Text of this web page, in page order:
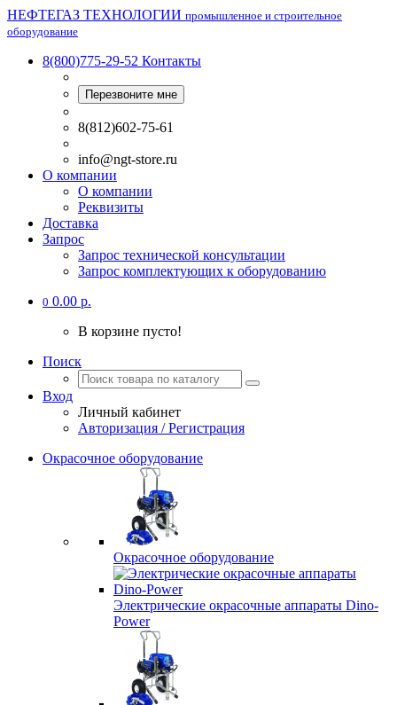
НЕФТЕГАЗ ТЕХНОЛОГИИ промышленное и строительное
оборудование
8(800)775-29-52 Контакты
Перезвоните мне
8(812)602-75-61
info@ngt-store.ru
О компании
О компании
Реквизиты
Доставка
Запрос
Запрос технической консультации
Запрос комплектующих к оборудованию
0 0.00 р.
В корзине пусто!
Поиск
Вход
Личный кабинет
Авторизация / Регистрация
Окрасочное оборудование
Окрасочное оборудование
Электрические окрасочные аппараты Dino-
Power